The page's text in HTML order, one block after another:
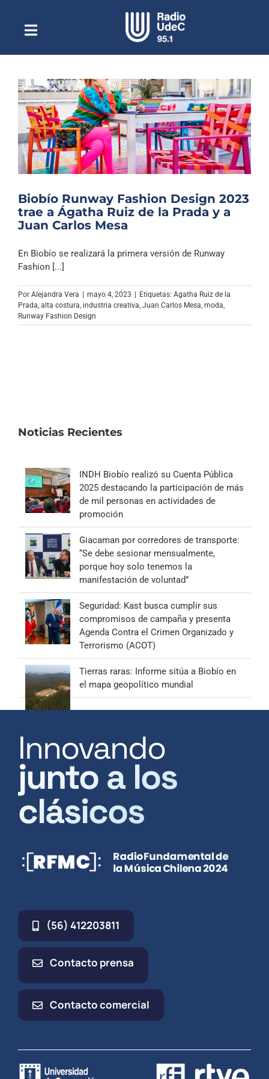
contenidoToggle
NavigationEscuchar Radio UdeC en vivo
Quiénes Somos
Programación
Podcast
Noticias
Columnas
Música Clásica
Especiales
Biobío Runway Fashion Design 2023
trae a Ágatha Ruiz de la Prada y a
Juan Carlos Mesa
En Biobío se realizará la primera versión de Runway
Fashion [...]
Por Alejandra Vera | mayo 4, 2023 | Etiquetas: Agatha Ruiz de la
Prada alta costura industria creativa Juan Carlos Mesa moda
Runway Fashion Design
Noticias Recientes
INDH Biobío realizó su Cuenta Pública
2025 destacando la participación de más
de mil personas en actividades de
promoción
Giacaman por corredores de transporte:
“Se debe sesionar mensualmente,
porque hoy solo tenemos la
manifestación de voluntad”
Seguridad: Kast busca cumplir sus
compromisos de campaña y presenta
Agenda Contra el Crimen Organizado y
Terrorismo (ACOT)
Tierras raras: Informe sitúa a Biobío en
el mapa geopolítico mundial
Innovando
junto a los
clásicos
(56) 412203811
Contacto prensa
Contacto comercial